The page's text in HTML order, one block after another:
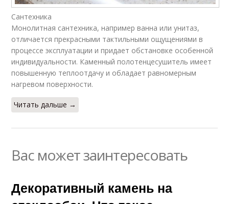
Сантехника
Монолитная сантехника, например ванна или унитаз,
отличается прекрасными тактильными ощущениями в
процессе эксплуатации и придает обстановке особенной
индивидуальности. Каменный полотенцесушитель имеет
повышенную теплоотдачу и обладает равномерным
нагревом поверхности.
Читать дальше →
Вас может заинтересовать
Декоративный камень на